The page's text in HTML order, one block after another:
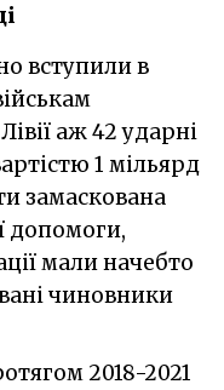
аж 42 ударні
1 мільярд
замаскована
допомоги,
мали начебто
чиновники
2018-2021